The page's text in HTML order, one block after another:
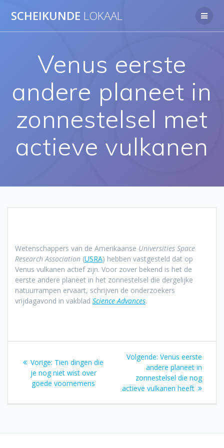
naar
SCHEIKUNDE LOKAAL
Venus eerste
andere planeet in
zonnestelsel met
actieve vulkanen
Wetenschappers van de Amerikaanse Universities Space
Research Association (USRA) hebben vastgesteld dat op
Venus vulkanen actief zijn. Voor zover bekend is het de
eerste andere planeet in het zonnestelsel die dergelijke
natuurrampen ervaart, schrijven de onderzoekers
vrijdagavond in vakblad Science Advances.
navigatie
Vorige: Vorig
bericht:
Tien dingen die
je nog niet wist over
goede voornemens
Volgende: Volgend
bericht:
Venus eerste
andere planeet in
zonnestelsel die nog
actieve vulkanen heeft